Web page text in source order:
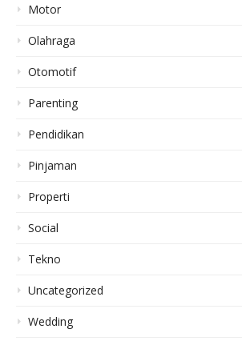
Motor
Olahraga
Otomotif
Parenting
Pendidikan
Pinjaman
Properti
Social
Tekno
Uncategorized
Wedding